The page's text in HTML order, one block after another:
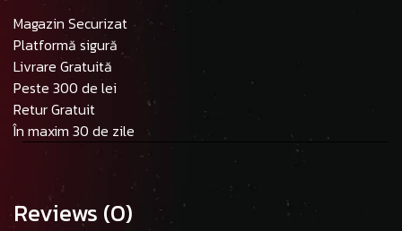
Magazin Securizat
Platformă sigură
Livrare Gratuită
Peste 300 de lei
Retur Gratuit
În maxim 30 de zile
Reviews (0)